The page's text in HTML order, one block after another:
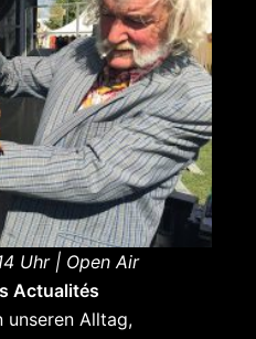
Uhr | Open Air
Actualités
unseren Alltag,